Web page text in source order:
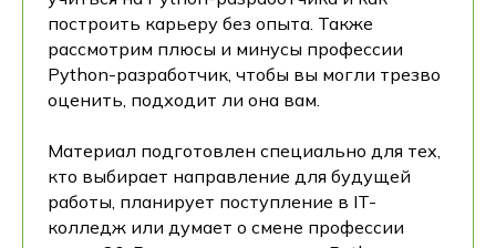
построить карьеру без опыта. Также
рассмотрим плюсы и минусы профессии
Python-разработчик, чтобы вы могли трезво
оценить, подходит ли она вам.
Материал подготовлен специально для тех,
кто выбирает направление для будущей
работы, планирует поступление в IT-
колледж или думает о смене профессии